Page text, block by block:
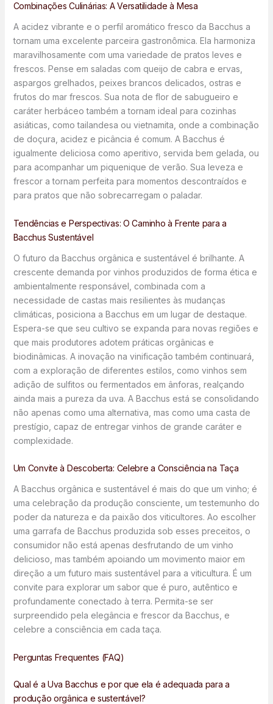
Combinações Culinárias: A Versatilidade à Mesa
A acidez vibrante e o perfil aromático fresco da Bacchus a
tornam uma excelente parceira gastronômica. Ela harmoniza
maravilhosamente com uma variedade de pratos leves e
frescos. Pense em saladas com queijo de cabra e ervas,
aspargos grelhados, peixes brancos delicados, ostras e
frutos do mar frescos. Sua nota de flor de sabugueiro e
caráter herbáceo também a tornam ideal para cozinhas
asiáticas, como tailandesa ou vietnamita, onde a combinação
de doçura, acidez e picância é comum. A Bacchus é
igualmente deliciosa como aperitivo, servida bem gelada, ou
para acompanhar um piquenique de verão. Sua leveza e
frescor a tornam perfeita para momentos descontraídos e
para pratos que não sobrecarregam o paladar.
Tendências e Perspectivas: O Caminho à Frente para a
Bacchus Sustentável
O futuro da Bacchus orgânica e sustentável é brilhante. A
crescente demanda por vinhos produzidos de forma ética e
ambientalmente responsável, combinada com a
necessidade de castas mais resilientes às mudanças
climáticas, posiciona a Bacchus em um lugar de destaque.
Espera-se que seu cultivo se expanda para novas regiões e
que mais produtores adotem práticas orgânicas e
biodinâmicas. A inovação na vinificação também continuará,
com a exploração de diferentes estilos, como vinhos sem
adição de sulfitos ou fermentados em ânforas, realçando
ainda mais a pureza da uva. A Bacchus está se consolidando
não apenas como uma alternativa, mas como uma casta de
prestígio, capaz de entregar vinhos de grande caráter e
complexidade.
Um Convite à Descoberta: Celebre a Consciência na Taça
A Bacchus orgânica e sustentável é mais do que um vinho; é
uma celebração da produção consciente, um testemunho do
poder da natureza e da paixão dos viticultores. Ao escolher
uma garrafa de Bacchus produzida sob esses preceitos, o
consumidor não está apenas desfrutando de um vinho
delicioso, mas também apoiando um movimento maior em
direção a um futuro mais sustentável para a viticultura. É um
convite para explorar um sabor que é puro, autêntico e
profundamente conectado à terra. Permita-se ser
surpreendido pela elegância e frescor da Bacchus, e
celebre a consciência em cada taça.
Perguntas Frequentes (FAQ)
Qual é a Uva Bacchus e por que ela é adequada para a
produção orgânica e sustentável?